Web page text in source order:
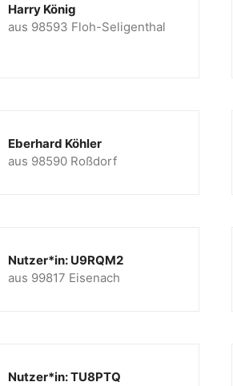
Harry König
aus 98593 Floh-Seligenthal
Eberhard Köhler
aus 98590 Roßdorf
Nutzer*in: U9RQM2
aus 99817 Eisenach
Nutzer*in: TU8PTQ